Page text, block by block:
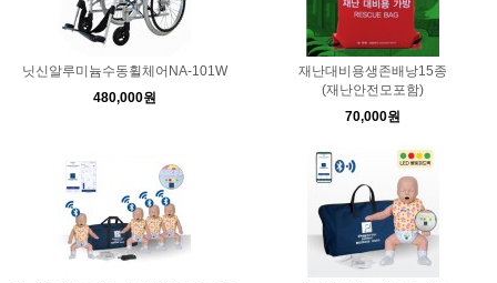
닛신알루미늄수동휠체어NA-101W
480,000원
재난대비용생존배낭15종
(재난안전모포함)
70,000원